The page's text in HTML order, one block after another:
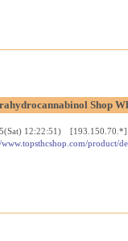
Shop
12:22:51) [193.150.70.*]